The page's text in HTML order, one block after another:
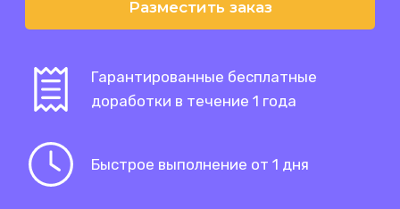
Разместить заказ
Гарантированные бесплатные
доработки в течение 1 года
Быстрое выполнение от 1 дня